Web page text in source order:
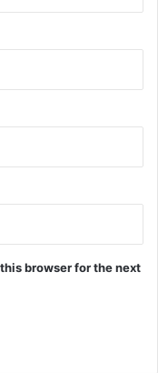
browser for the next